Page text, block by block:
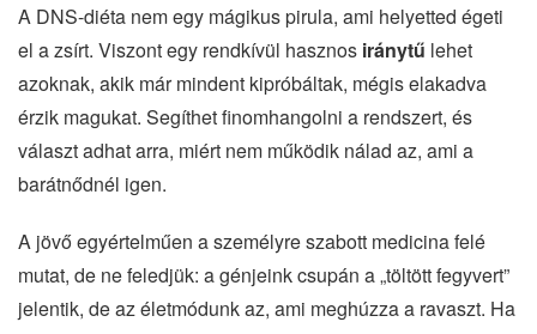
A DNS-diéta nem egy mágikus pirula, ami helyetted égeti
el a zsírt. Viszont egy rendkívül hasznos iránytű lehet
azoknak, akik már mindent kipróbáltak, mégis elakadva
érzik magukat. Segíthet finomhangolni a rendszert, és
választ adhat arra, miért nem működik nálad az, ami a
barátnődnél igen.
A jövő egyértelműen a személyre szabott medicina felé
mutat, de ne feledjük: a génjeink csupán a „töltött fegyvert”
jelentik, de az életmódunk az, ami meghúzza a ravaszt. Ha